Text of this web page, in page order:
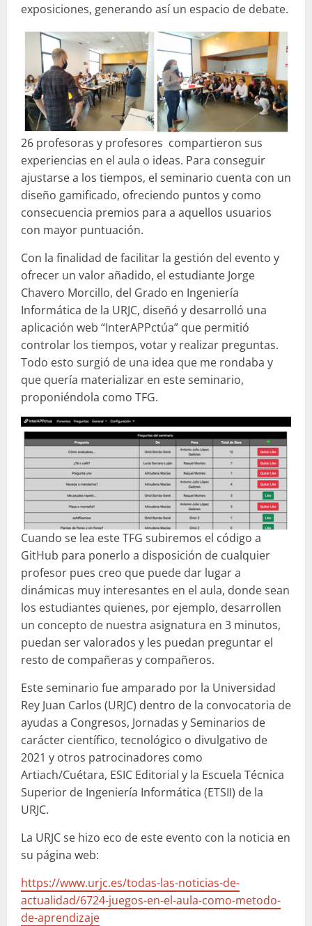
exposiciones, generando así un espacio de debate.
26 profesoras y profesores compartieron sus
experiencias en el aula o ideas. Para conseguir
ajustarse a los tiempos, el seminario cuenta con un
diseño gamificado, ofreciendo puntos y como
consecuencia premios para a aquellos usuarios
con mayor puntuación.
Con la finalidad de facilitar la gestión del evento y
ofrecer un valor añadido, el estudiante Jorge
Chavero Morcillo, del Grado en Ingeniería
Informática de la URJC, diseñó y desarrolló una
aplicación web “InterAPPctúa” que permitió
controlar los tiempos, votar y realizar preguntas.
Todo esto surgió de una idea que me rondaba y
que quería materializar en este seminario,
proponiéndola como TFG.
Cuando se lea este TFG subiremos el código a
GitHub para ponerlo a disposición de cualquier
profesor pues creo que puede dar lugar a
dinámicas muy interesantes en el aula, donde sean
los estudiantes quienes, por ejemplo, desarrollen
un concepto de nuestra asignatura en 3 minutos,
puedan ser valorados y les puedan preguntar el
resto de compañeras y compañeros.
Este seminario fue amparado por la Universidad
Rey Juan Carlos (URJC) dentro de la convocatoria de
ayudas a Congresos, Jornadas y Seminarios de
carácter científico, tecnológico o divulgativo de
2021 y otros patrocinadores como
Artiach/Cuétara, ESIC Editorial y la Escuela Técnica
Superior de Ingeniería Informática (ETSII) de la
URJC.
La URJC se hizo eco de este evento con la noticia en
su página web:
https://www.urjc.es/todas-las-noticias-de-
actualidad/6724-juegos-en-el-aula-como-metodo-
de-aprendizaje